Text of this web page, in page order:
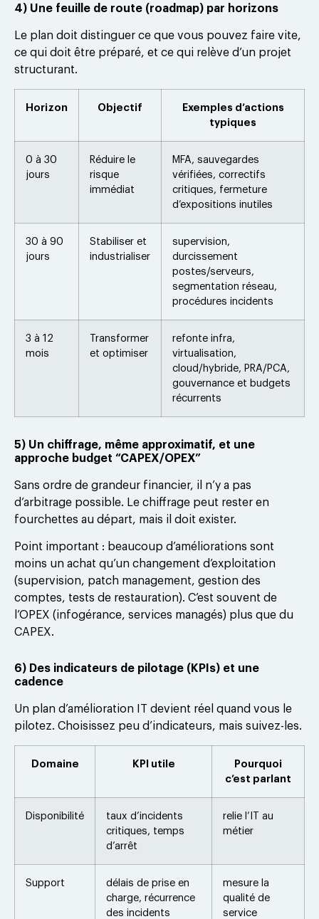
4) Une feuille de route (roadmap) par horizons
Le plan doit distinguer ce que vous pouvez faire vite,
ce qui doit être préparé, et ce qui relève d’un projet
structurant.
Horizon Objectif
Exemples d’actions
typiques
0 à 30
jours
Réduire le
risque
immédiat
MFA, sauvegardes
vérifiées, correctifs
critiques, fermeture
d’expositions inutiles
30 à 90
jours
Stabiliser et
industrialiser
supervision,
durcissement
postes/serveurs,
segmentation réseau,
procédures incidents
3 à 12
mois
Transformer
et optimiser
refonte infra,
virtualisation,
cloud/hybride, PRA/PCA,
gouvernance et budgets
récurrents
5) Un chiffrage, même approximatif, et une
approche budget “CAPEX/OPEX”
Sans ordre de grandeur financier, il n’y a pas
d’arbitrage possible. Le chiffrage peut rester en
fourchettes au départ, mais il doit exister.
Point important : beaucoup d’améliorations sont
moins un achat qu’un changement d’exploitation
(supervision, patch management, gestion des
comptes, tests de restauration). C’est souvent de
l’OPEX (infogérance, services managés) plus que du
CAPEX.
6) Des indicateurs de pilotage (KPIs) et une
cadence
Un plan d’amélioration IT devient réel quand vous le
pilotez. Choisissez peu d’indicateurs, mais suivez-les.
Domaine KPI utile
Pourquoi
c’est parlant
Disponibilité
taux d’incidents
critiques, temps
d’arrêt
relie l’IT au
métier
Support
délais de prise en
charge, récurrence
des incidents
mesure la
qualité de
service